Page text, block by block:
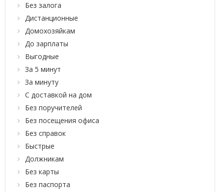
Без залога
Дистанционные
Домохозяйкам
До зарплаты
Выгодные
За 5 минут
За минуту
С доставкой на дом
Без поручителей
Без посещения офиса
Без справок
Быстрые
Должникам
Без карты
Без паспорта